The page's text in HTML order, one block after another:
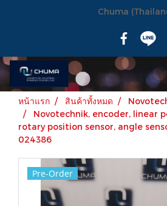
Chuma
หน้าแรก สินค้าทั้งหมด
Novotechnik, encoder, linear
rotary position sensor, angle
024386
Pre-Order